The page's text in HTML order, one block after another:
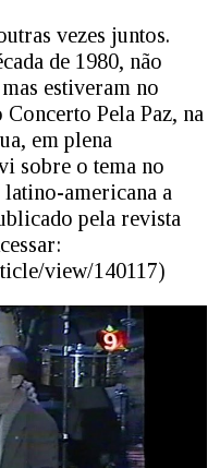
vezes juntos.
de 1980, não
estiveram no
Pela Paz, na
em plena
sobre o tema no
americana a
pela revista
view/140117)